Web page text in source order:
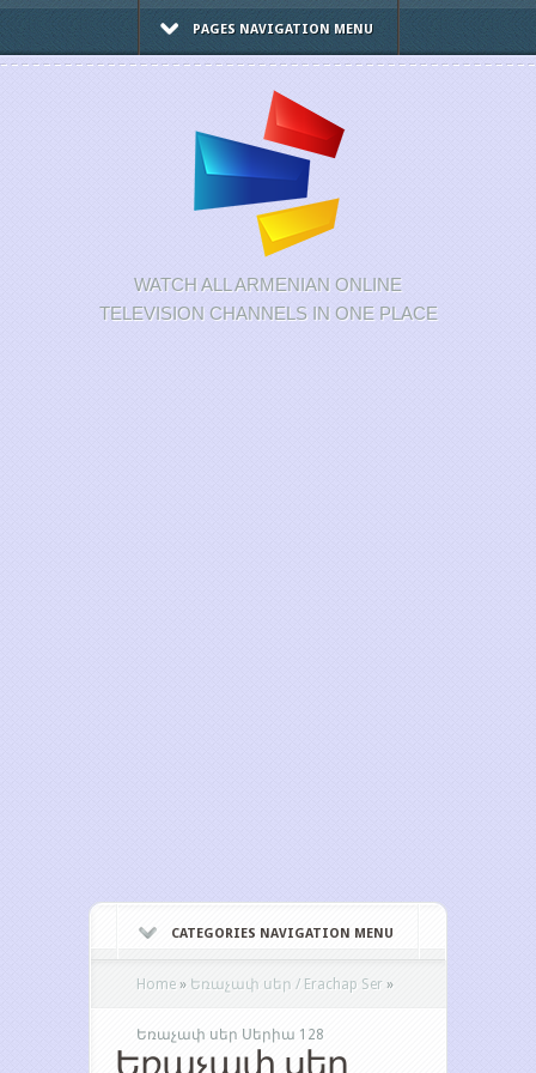
PAGES NAVIGATION MENU
WATCH ALL ARMENIAN ONLINE
TELEVISION CHANNELS IN ONE PLACE
CATEGORIES NAVIGATION MENU
Home » Եռաչափ սեր / Erachap Ser »
Եռաչափ սեր Սերիա 128
Եռաչափ սեր